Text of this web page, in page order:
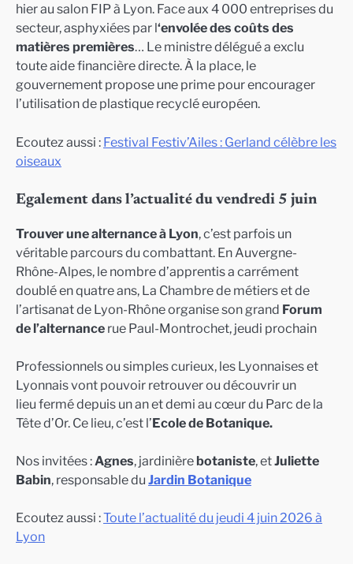
hier au salon FIP à Lyon. Face aux 4 000 entreprises du
secteur, asphyxiées par l‘envolée des coûts des
matières premières… Le ministre délégué a exclu
toute aide financière directe. À la place, le
gouvernement propose une prime pour encourager
l’utilisation de plastique recyclé européen.
Ecoutez aussi : Festival Festiv’Ailes : Gerland célèbre les
oiseaux
Egalement dans l’actualité du vendredi 5 juin
Trouver une alternance à Lyon, c’est parfois un
véritable parcours du combattant. En Auvergne-
Rhône-Alpes, le nombre d’apprentis a carrément
doublé en quatre ans, La Chambre de métiers et de
l’artisanat de Lyon-Rhône organise son grand Forum
de l’alternance rue Paul-Montrochet, jeudi prochain
Professionnels ou simples curieux, les Lyonnaises et
Lyonnais vont pouvoir retrouver ou découvrir un
lieu fermé depuis un an et demi au cœur du Parc de la
Tête d’Or. Ce lieu, c’est l’Ecole de Botanique.
Nos invitées : Agnes, jardinière botaniste, etJuliette
Babin, responsable du Jardin Botanique
Ecoutez aussi :Toute l’actualité du jeudi 4 juin 2026 à
Lyon